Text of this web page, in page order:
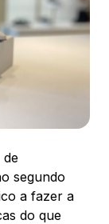
de
segundo
a fazer a
do que